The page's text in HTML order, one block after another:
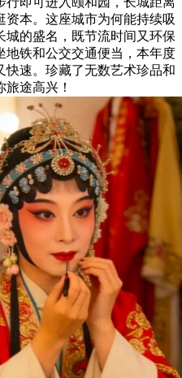
本。这座城市为何能持续吸
城的盛名，既节流时间又环保
地铁和公交交通便当，本年度
速。珍藏了无数艺术珍品和
途高兴！